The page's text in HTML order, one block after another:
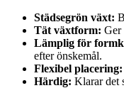
Städsegrön växt:
Tät växtform: Ger
Lämplig för
efter önskemål.
Flexibel placering:
Härdig: Klarar det